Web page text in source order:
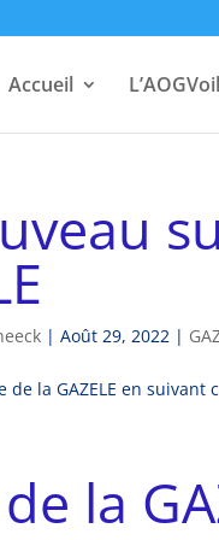
Accueil
|Août 29, 2022 |
de la GAZELE en suivant
la